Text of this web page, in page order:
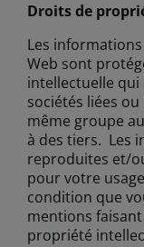
Droits de
Les
Web sont
intellectuelle qui
sociétés liées
même groupe
à des tiers. Les
reproduites et/
pour votre
condition que
mentions
propriété